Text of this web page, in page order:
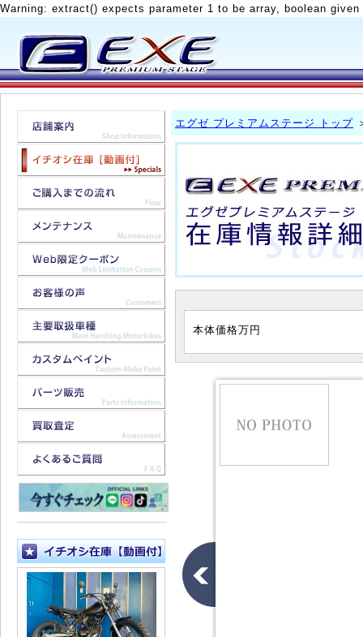
Warning: extract() expects parameter 1 to be array, boolean
エグゼ プレミアムステージ トップ
本体価格万円